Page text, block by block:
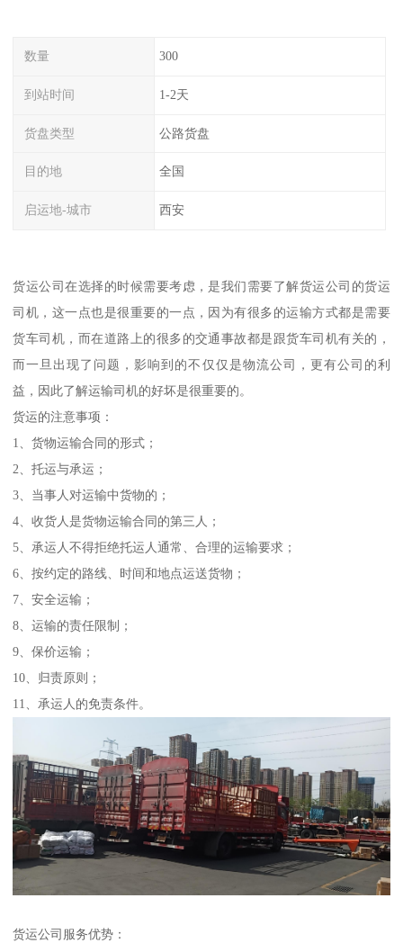
数量 300
到站时间 1-2天
货盘类型 公路货盘
目的地 全国
启运地-城市 西安
货运公司在选择的时候需要考虑，是我们需要了解货运公司的货运
司机，这一点也是很重要的一点，因为有很多的运输方式都是需要
货车司机，而在道路上的很多的交通事故都是跟货车司机有关的，
而一旦出现了问题，影响到的不仅仅是物流公司，更有公司的利
益，因此了解运输司机的好坏是很重要的。
货运的注意事项：
1、货物运输合同的形式；
2、托运与承运；
3、当事人对运输中货物的；
4、收货人是货物运输合同的第三人；
5、承运人不得拒绝托运人通常、合理的运输要求；
6、按约定的路线、时间和地点运送货物；
7、安全运输；
8、运输的责任限制；
9、保价运输；
10、归责原则；
11、承运人的免责条件。
货运公司服务优势：